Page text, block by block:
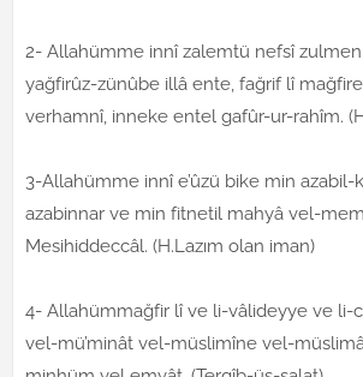
2- Allahümme innî zalemtü nefsî
yağfirûz-zünûbe illâ ente, fağrif lî
verhamnî, inneke entel gafûr-ur-rahîm.
3-Allahümme innî e’ûzü bike min azabil-
azabinnar ve min fitnetil mahyâ vel-
Mesihiddeccâl. (H.Lazım olan iman)
4- Allahümmağfir lî ve li-vâlideyye ve li-
vel-mü’minât vel-müslimîne vel-